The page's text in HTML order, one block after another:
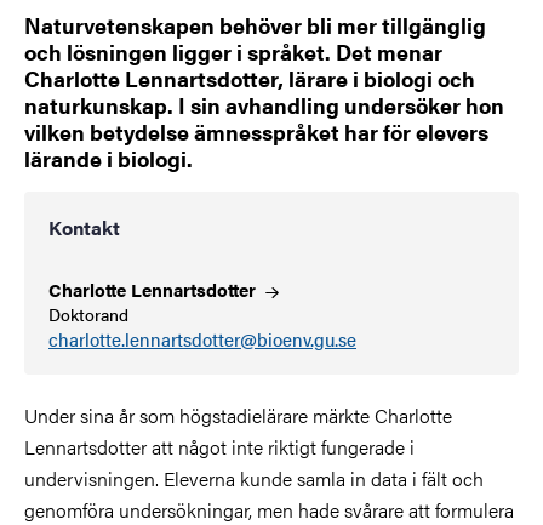
Naturvetenskapen behöver bli mer tillgänglig
och lösningen ligger i språket. Det menar
Charlotte Lennartsdotter, lärare i biologi och
naturkunskap. I sin avhandling undersöker hon
vilken betydelse ämnesspråket har för elevers
lärande i biologi.
Kontakt
Charlotte Lennartsdotter
Doktorand
charlotte.lennartsdotter@bioenv.gu.se
Under sina år som högstadielärare märkte Charlotte
Lennartsdotter att något inte riktigt fungerade i
undervisningen. Eleverna kunde samla in data i fält och
genomföra undersökningar, men hade svårare att formulera